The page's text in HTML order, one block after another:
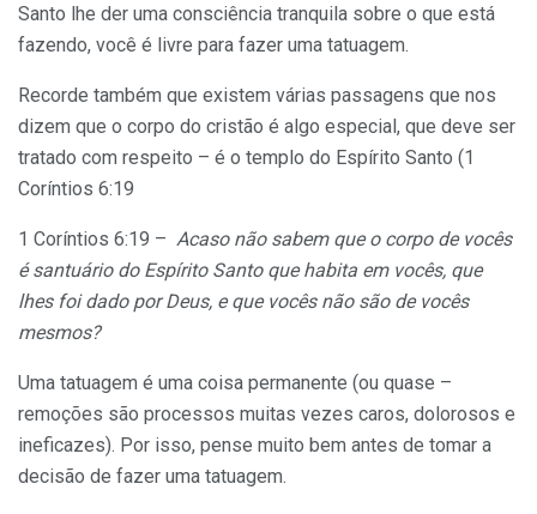
Santo lhe der uma consciência tranquila sobre o que está
fazendo, você é livre para fazer uma tatuagem.
Recorde também que existem várias passagens que nos
dizem que o corpo do cristão é algo especial, que deve ser
tratado com respeito – é o templo do Espírito Santo (1
Coríntios 6:19
1 Coríntios 6:19 – Acaso não sabem que o corpo de vocês
é santuário do Espírito Santo que habita em vocês, que
lhes foi dado por Deus, e que vocês não são de vocês
mesmos?
Uma tatuagem é uma coisa permanente (ou quase –
remoções são processos muitas vezes caros, dolorosos e
ineficazes). Por isso, pense muito bem antes de tomar a
decisão de fazer uma tatuagem.